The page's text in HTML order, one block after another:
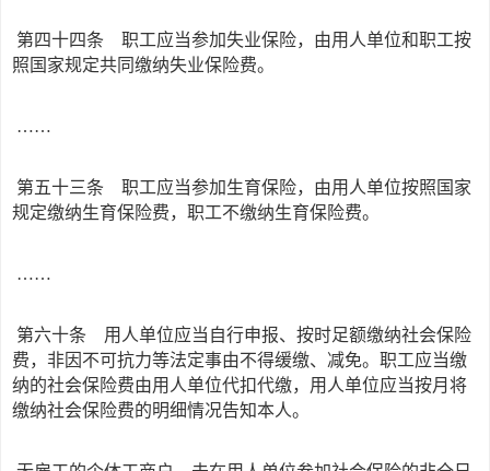
第四十四条 职工应当参加失业保险，由用人单位和职工按
照国家规定共同缴纳失业保险费。
……
第五十三条 职工应当参加生育保险，由用人单位按照国家
规定缴纳生育保险费，职工不缴纳生育保险费。
……
第六十条 用人单位应当自行申报、按时足额缴纳社会保险
费，非因不可抗力等法定事由不得缓缴、减免。职工应当缴
纳的社会保险费由用人单位代扣代缴，用人单位应当按月将
缴纳社会保险费的明细情况告知本人。